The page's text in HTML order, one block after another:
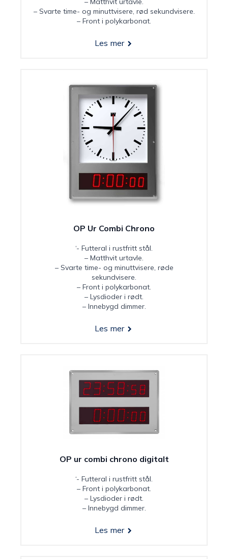
– Svarte time- og minuttvisere, rød sekundvisere.
– Front i polykarbonat.
Les mer
OP Ur Combi Chrono
‘- Futteral i rustfritt stål.
– Matthvit urtavle.
– Svarte time- og minuttvisere, røde
sekundvisere.
– Front i polykarbonat.
– Lysdioder i rødt.
– Innebygd dimmer.
Les mer
OP ur combi chrono digitalt
‘- Futteral i rustfritt stål.
– Front i polykarbonat.
– Lysdioder i rødt.
– Innebygd dimmer.
Les mer